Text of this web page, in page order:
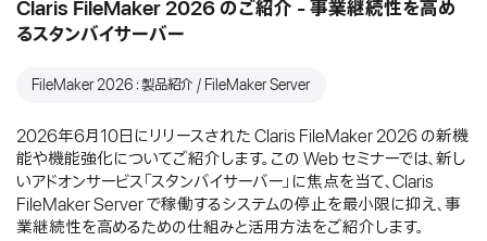
Claris FileMaker 2026 のご紹介 - 事業継続性を高め
るスタンバイサーバー
FileMaker 2026：製品紹介 / FileMaker Server
2026年6月10日にリリースされた Claris FileMaker 2026 の新機
能や機能強化についてご紹介します。この Web セミナーでは、新し
いアドオンサービス「スタンバイサーバー」に焦点を当て、Claris
FileMaker Server で稼働するシステムの停止を最小限に抑え、事
業継続性を高めるための仕組みと活用方法をご紹介します。